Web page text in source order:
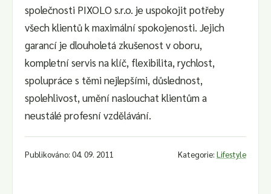
společnosti PIXOLO s.r.o. je uspokojit potřeby
všech klientů k maximální spokojenosti. Jejich
garancí je dlouholetá zkušenost v oboru,
kompletní servis na klíč, flexibilita, rychlost,
spolupráce s těmi nejlepšími, důslednost,
spolehlivost, umění naslouchat klientům a
neustálé profesní vzdělávání.
Publikováno: 04. 09. 2011 Kategorie: Lifestyle